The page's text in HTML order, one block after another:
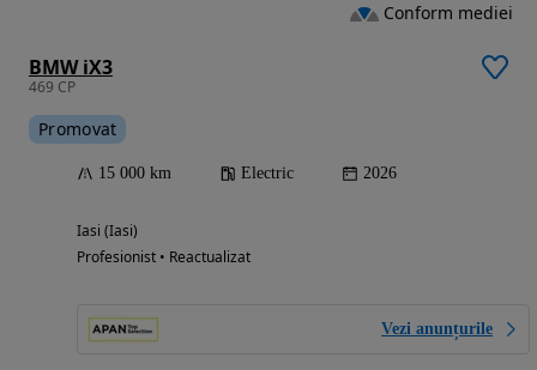
BMW iX3
469 CP
Promovat
15 000 km Electric 2026
Iasi (Iasi)
Profesionist • Reactualizat
Vezi anunțurile
Conform mediei